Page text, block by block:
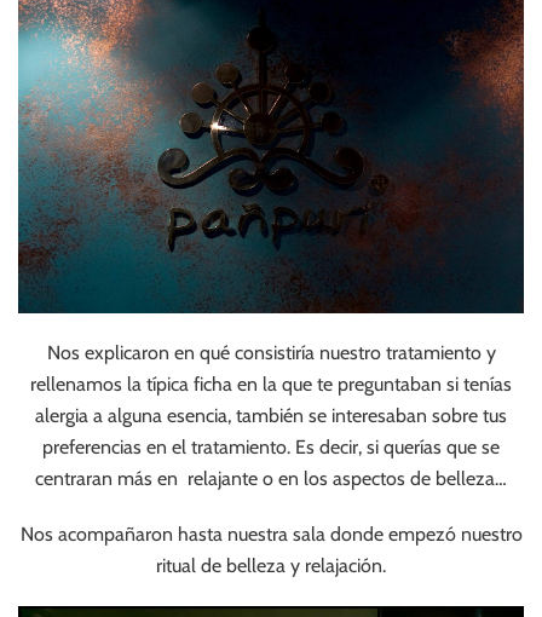
Nos explicaron en qué consistiría nuestro tratamiento y
rellenamos la típica ficha en la que te preguntaban si tenías
alergia a alguna esencia, también se interesaban sobre tus
preferencias en el tratamiento. Es decir, si querías que se
centraran más en relajante o en los aspectos de belleza…
Nos acompañaron hasta nuestra sala donde empezó nuestro
ritual de belleza y relajación.